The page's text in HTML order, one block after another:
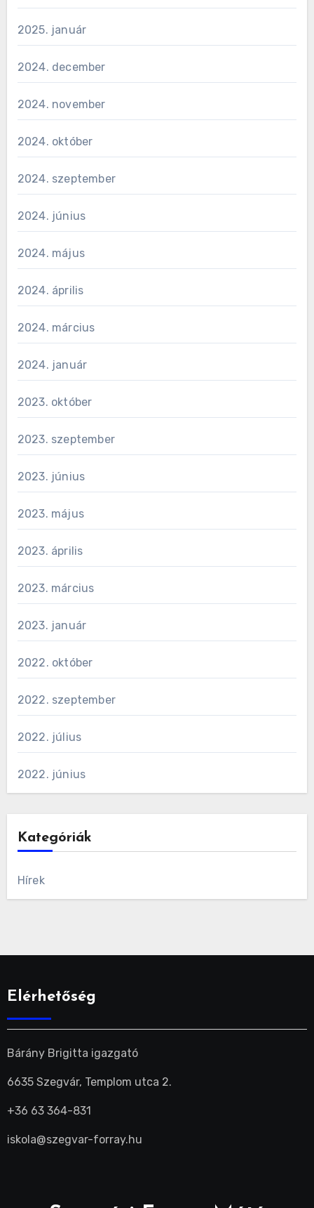
2025. január
2024. december
2024. november
2024. október
2024. szeptember
2024. június
2024. május
2024. április
2024. március
2024. január
2023. október
2023. szeptember
2023. június
2023. május
2023. április
2023. március
2023. január
2022. október
2022. szeptember
2022. július
2022. június
Kategóriák
Hírek
Elérhetőség
Bárány Brigitta igazgató
6635 Szegvár, Templom utca 2.
+36 63 364-831
iskola@szegvar-forray.hu